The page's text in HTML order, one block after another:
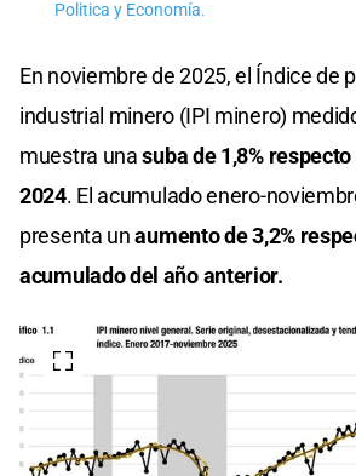
Politica y Economía.
En noviembre de 2025, el Índice de
industrial minero (IPI minero)
muestra unasuba de 1,8%
2024. El acumulado enero-
presenta unaumento de 3,2%
acumulado del año anterior.